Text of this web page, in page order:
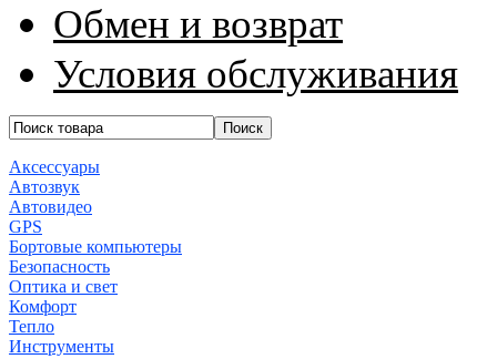
Обмен и возврат
Условия обслуживания
Аксессуары
Автозвук
Автовидео
GPS
Бортовые компьютеры
Безопасность
Оптика и свет
Комфорт
Тепло
Инструменты